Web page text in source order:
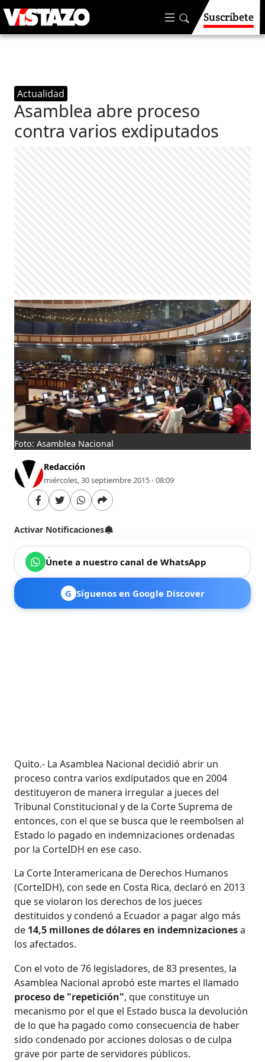
Suscríbete
Actualidad
Asamblea abre proceso
contra varios exdiputados
Foto: Asamblea Nacional
Redacción
miércoles, 30 septiembre 2015 - 08:09
Activar Notificaciones
Únete a nuestro canal de WhatsApp
G Síguenos en Google Discover
Quito.- La Asamblea Nacional decidió abrir un
proceso contra varios exdiputados que en 2004
destituyeron de manera irregular a jueces del
Tribunal Constitucional y de la Corte Suprema de
entonces, con el que se busca que le reembolsen al
Estado lo pagado en indemnizaciones ordenadas
por la CorteIDH en ese caso.
La Corte Interamericana de Derechos Humanos
(CorteIDH), con sede en Costa Rica, declaró en 2013
que se violaron los derechos de los jueces
destituidos y condenó a Ecuador a pagar algo más
de 14,5 millones de dólares en indemnizacionesa
los afectados.
Con el voto de 76 legisladores, de 83 presentes, la
Asamblea Nacional aprobó este martes el llamado
proceso de "repetición", que constituye un
mecanismo por el que el Estado busca la devolución
de lo que ha pagado como consecuencia de haber
sido condenado por acciones dolosas o de culpa
grave por parte de servidores públicos.